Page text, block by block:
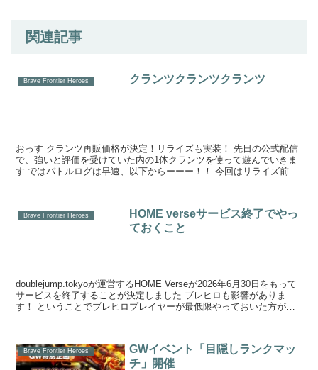
関連記事
Brave Frontier Heroes クランツクランツクランツ
おっす クランツ再販価格が決定！リライズも実装！ 先日の公式配信
で、強いと評価を受けていた内の1体クランツを使って遊んでいきま
す ではバトルログは早速、以下からーーー！！ 今回はリライズ前ク
Brave Frontier Heroes
HOME verseサービス終了でやっ
ておくこと
doublejump.​tokyoが運営するHOME Verseが2026年6月30日をもって
サービスを終了することが決定しました ブレヒロも影響がありま
す！ ということでブレヒロプレイヤーが最低限やっておいた方が良
Brave Frontier Heroes
GWイベント「目隠しランクマッ
チ」開催